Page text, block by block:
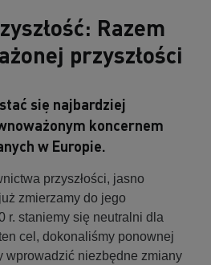
Razem
przyszłości
się najbardziej
koncernem
w Europie.
przyszłości, jasno
zmierzamy do jego
r. staniemy się neutralni dla
cel, dokonaliśmy ponownej
wprowadzić niezbędne zmiany